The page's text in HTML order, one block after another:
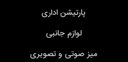
پارتیشن اداری
لوازم جانبی
میز صوتی و تصویری